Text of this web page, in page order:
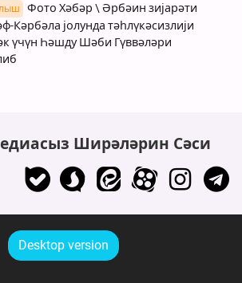
Фото Хәбәр \ Әрбәин зијарәти
Кәрбәла јолунда тәһлүкәсизлији
үчүн Һәшду Шәби Гүввәләри
Ширәләрин Сәси
Desktop version